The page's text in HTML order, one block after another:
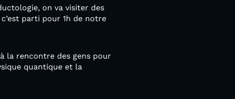
on va visiter des
parti pour 1h de notre
la rencontre des gens pour
quantique et la